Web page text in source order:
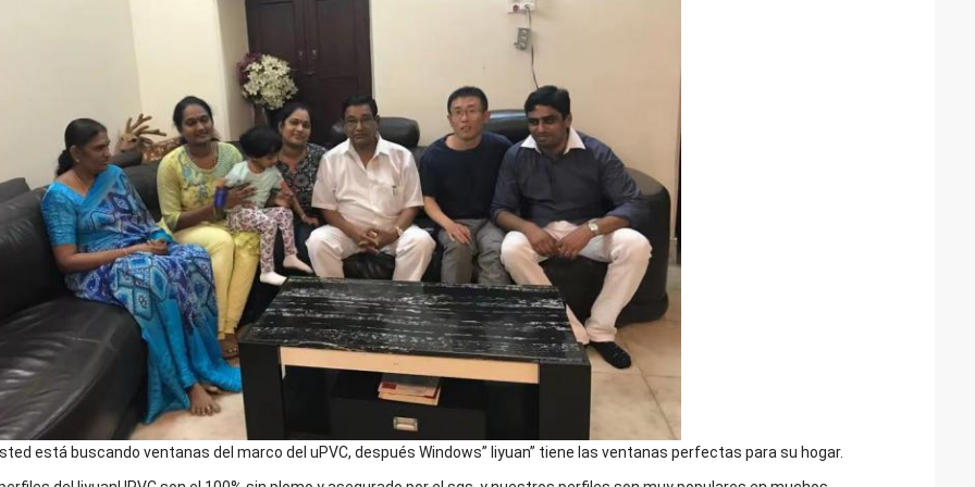
está buscando ventanas del marco del uPVC, después Windows” liyuan” tiene las ventanas perfectas para su hogar.